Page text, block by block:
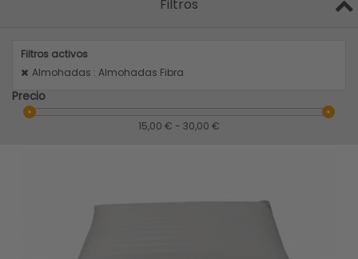
Filtros
Filtros activos
Almohadas : Almohadas Fibra
Precio
15,00 € - 30,00 €